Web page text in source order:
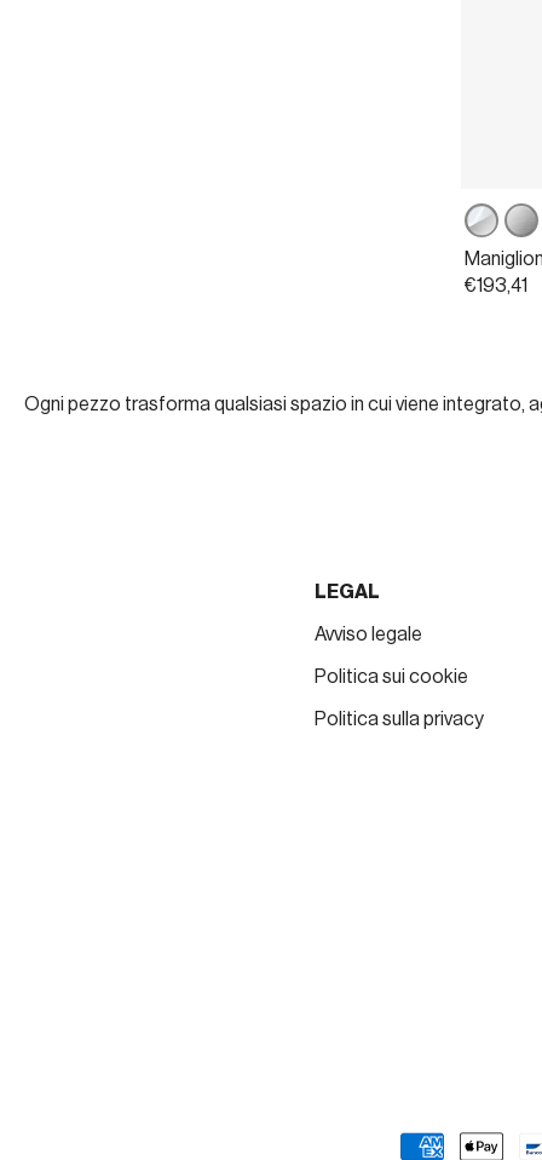
Cromo
lucido
/
Cromo
€193,41
Ogni pezzo trasforma qualsiasi spazio in cui viene integrato,
LEGAL
Avviso legale
Politica sui cookie
Politica sulla privacy